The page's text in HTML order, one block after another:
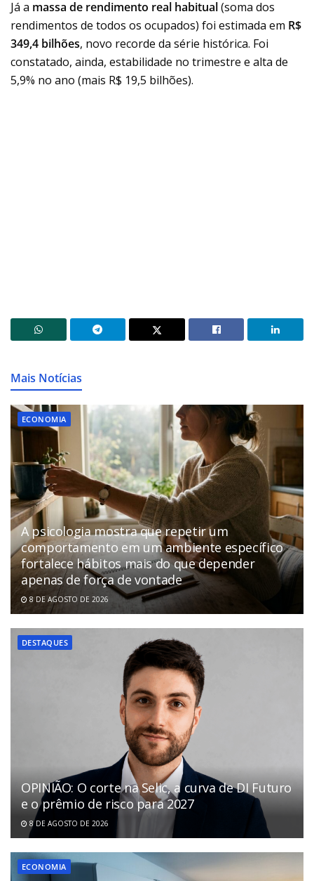
Já a massa de rendimento real habitual(soma dos
rendimentos de todos os ocupados) foi estimada em R$
349,4 bilhões, novo recorde da série histórica. Foi
constatado, ainda, estabilidade no trimestre e alta de
5,9% no ano (mais R$ 19,5 bilhões).
Mais Notícias
ECONOMIA
A psicologia mostra que repetir um
comportamento em um ambiente específico
fortalece hábitos mais do que depender
apenas de força de vontade
8 DE AGOSTO DE 2026
DESTAQUES
OPINIÃO: O corte na Selic, a curva de DI Futuro
e o prêmio de risco para 2027
8 DE AGOSTO DE 2026
ECONOMIA